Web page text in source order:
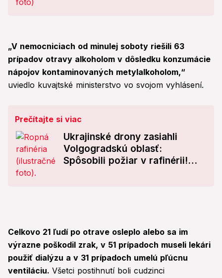
„V nemocniciach od minulej soboty riešili 63
prípadov otravy alkoholom v dôsledku konzumácie
nápojov kontaminovaných metylalkoholom,“
uviedlo kuvajtské ministerstvo vo svojom vyhlásení.
Prečítajte si viac
Ukrajinské drony zasiahli
Volgogradskú oblasť:
Spôsobili požiar v rafinérii!
Celkovo 21 ľudí po otrave osleplo alebo sa im
výrazne poškodil zrak, v 51 prípadoch museli lekári
použiť dialýzu a v 31 prípadoch umelú pľúcnu
ventiláciu. Všetci postihnutí boli cudzinci